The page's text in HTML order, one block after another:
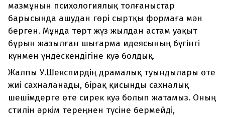
мазмұнын психологиялық толғаныстар
барысында ашудан гөрі сыртқы формаға мән
берген. Мұнда төрт жүз жылдан астам уақыт
бұрын жазылған шығарма идеясының бүгінгі
күнмен үндескендігіне куә болдық.
Жалпы У.Шекспирдің драмалық туындылары өте
жиі сахналанады, бірақ қисынды сахналық
шешімдерге өте сирек куә болып жатамыз. Оның
стилін әркім тереңнен түсіне бермейді,